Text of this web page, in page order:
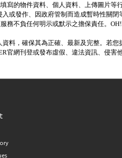
寫的物件資料、個人資料、上傳圖片等
或發作、因政府管制而造成暫時性關
務不負任何明示或默示之擔保責任。
料，確保其為正確、最新及完整。若
官網刊登或發布虛假、違法資訊、侵